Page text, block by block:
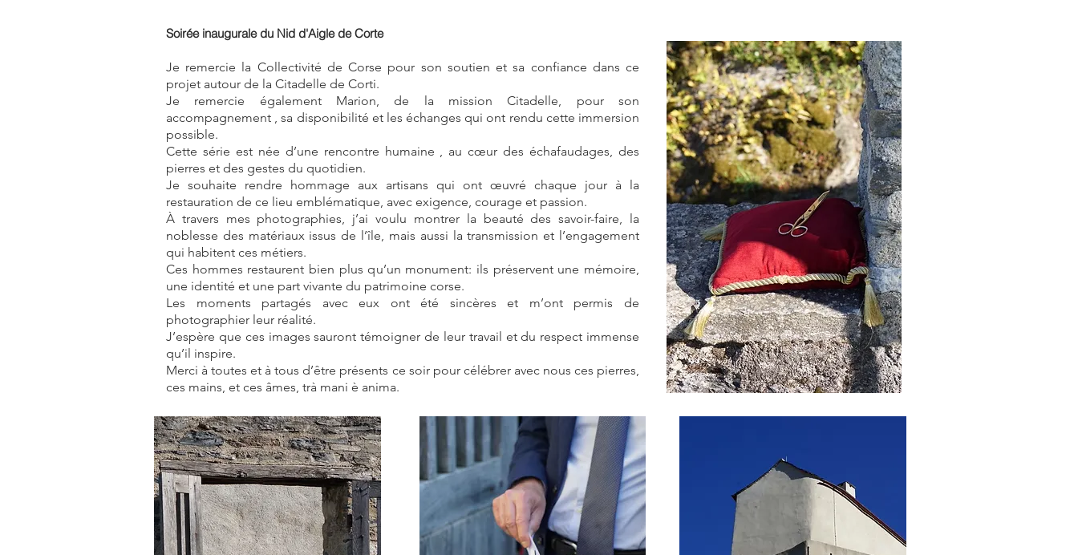
Soirée inaugurale du Nid d'Aigle de Corte
Je remercie la Collectivité de Corse pour son soutien et sa confiance dans ce
projet autour de la Citadelle de Corti.
Je remercie également Marion, de la mission Citadelle, pour son
accompagnement , sa disponibilité et les échanges qui ont rendu cette immersion
possible.
Cette série est née d’une rencontre humaine , au cœur des échafaudages, des
pierres et des gestes du quotidien.
Je souhaite rendre hommage aux artisans qui ont œuvré chaque jour à la
restauration de ce lieu emblématique, avec exigence, courage et passion.
À travers mes photographies, j’ai voulu montrer la beauté des savoir-faire, la
noblesse des matériaux issus de l’île, mais aussi la transmission et l’engagement
qui habitent ces métiers.
Ces hommes restaurent bien plus qu’un monument: ils préservent une mémoire,
une identité et une part vivante du patrimoine corse.
Les moments partagés avec eux ont été sincères et m’ont permis de
photographier leur réalité.
J’espère que ces images sauront témoigner de leur travail et du respect immense
qu’il inspire.
Merci à toutes et à tous d’être présents ce soir pour célébrer avec nous ces pierres,
ces mains, et ces âmes, trà mani è anima.